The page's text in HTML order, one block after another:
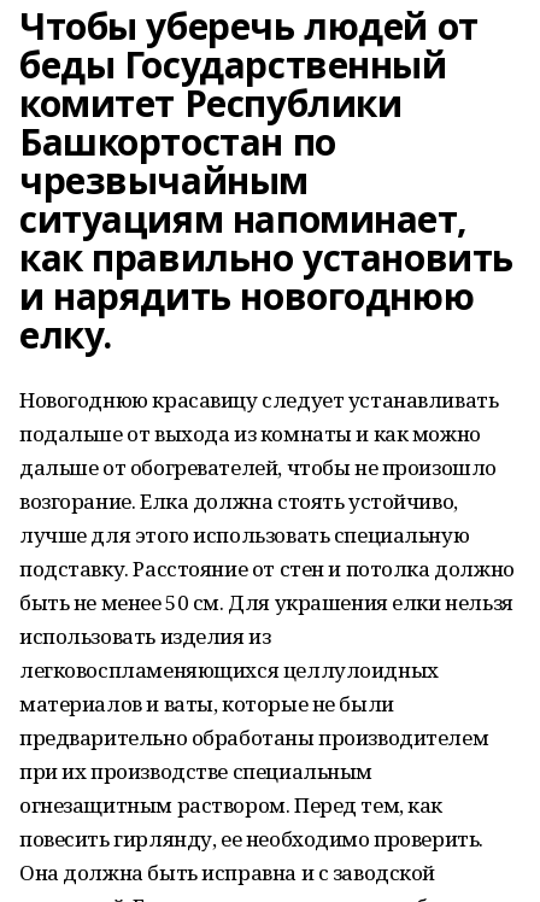
Чтобы уберечь людей от
беды Государственный
комитет Республики
Башкортостан по
чрезвычайным
ситуациям напоминает,
как правильно установить
и нарядить новогоднюю
елку.
Новогоднюю красавицу следует устанавливать
подальше от выхода из комнаты и как можно
дальше от обогревателей, чтобы не произошло
возгорание. Елка должна стоять устойчиво,
лучше для этого использовать специальную
подставку. Расстояние от стен и потолка должно
быть не менее 50 см. Для украшения елки нельзя
использовать изделия из
легковоспламеняющихся целлулоидных
материалов и ваты, которые не были
предварительно обработаны производителем
при их производстве специальным
огнезащитным раствором. Перед тем, как
повесить гирлянду, ее необходимо проверить.
Она должна быть исправна и с заводской